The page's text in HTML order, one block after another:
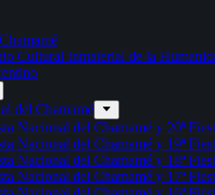
Cultural Inmaterial de la
del Chamamé
Nacional del Chamamé y 20ª
Nacional del Chamamé y 19ª
Nacional del Chamamé y 18ª
Nacional del Chamamé y 17ª